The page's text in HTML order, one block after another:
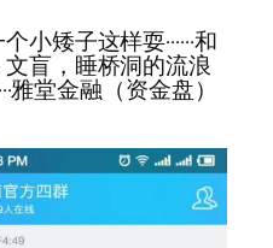
矮子这样耍······和
盲，睡桥洞的流浪
雅堂金融（资金盘）